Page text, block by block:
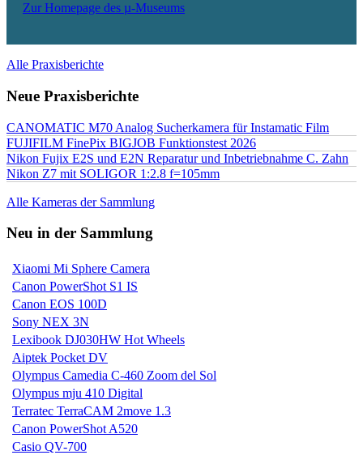
Zur Homepage des µ-Museums
Alle Praxisberichte
Neue Praxisberichte
CANOMATIC M70 Analog Sucherkamera für Instamatic Film
FUJIFILM FinePix BIGJOB Funktionstest 2026
Nikon Fujix E2S und E2N Reparatur und Inbetriebnahme C. Zahn
Nikon Z7 mit SOLIGOR 1:2.8 f=105mm
Alle Kameras der Sammlung
Neu in der Sammlung
Xiaomi Mi Sphere Camera
Canon PowerShot S1 IS
Canon EOS 100D
Sony NEX 3N
Lexibook DJ030HW Hot Wheels
Aiptek Pocket DV
Olympus Camedia C-460 Zoom del Sol
Olympus mju 410 Digital
Terratec TerraCAM 2move 1.3
Canon PowerShot A520
Casio QV-700